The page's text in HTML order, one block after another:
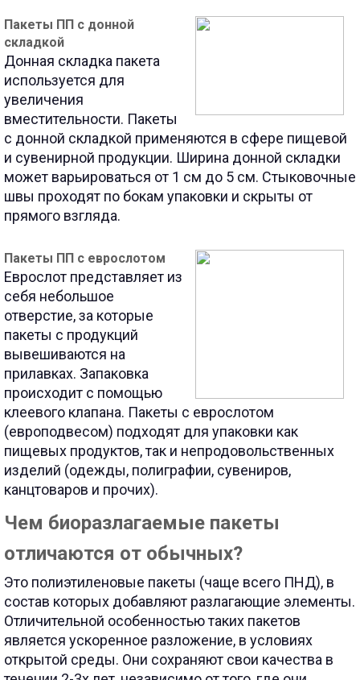
Пакеты ПП с донной
складкой
Донная складка пакета
используется для
увеличения
вместительности. Пакеты
с донной складкой применяются в сфере пищевой
и сувенирной продукции. Ширина донной складки
может варьироваться от 1 см до 5 см. Стыковочные
швы проходят по бокам упаковки и скрыты от
прямого взгляда.
Пакеты ПП с еврослотом
Еврослот представляет из
себя небольшое
отверстие, за которые
пакеты с продукций
вывешиваются на
прилавках. Запаковка
происходит с помощью
клеевого клапана. Пакеты с еврослотом
(европодвесом) подходят для упаковки как
пищевых продуктов, так и непродовольственных
изделий (одежды, полиграфии, сувениров,
канцтоваров и прочих).
Чем биоразлагаемые пакеты
отличаются от обычных?
Это полиэтиленовые пакеты (чаще всего ПНД), в
состав которых добавляют разлагающие элементы.
Отличительной особенностью таких пакетов
является ускоренное разложение, в условиях
открытой среды. Они сохраняют свои качества в